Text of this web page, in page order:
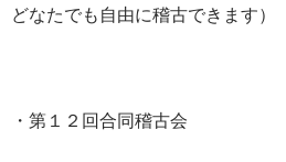
どなたでも自由に稽古できます）
・第１２回合同稽古会